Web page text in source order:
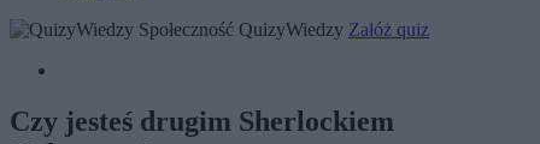
Społeczność QuizyWiedzy Załóż quiz
Czy jesteś drugim Sherlockiem